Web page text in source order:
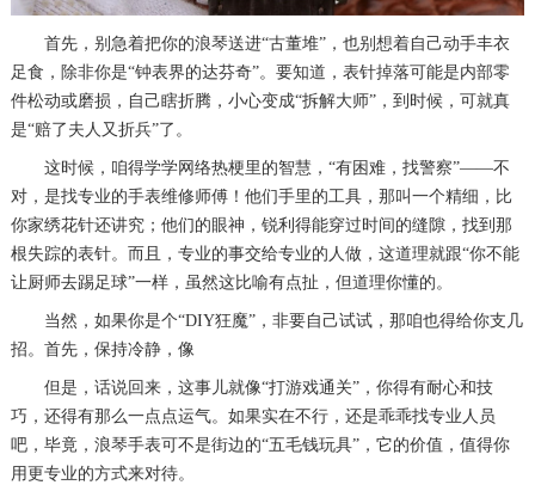
首先，别急着把你的浪琴送进“古董堆”，也别想着自己动手丰衣
足食，除非你是“钟表界的达芬奇”。要知道，表针掉落可能是内部零
件松动或磨损，自己瞎折腾，小心变成“拆解大师”，到时候，可就真
是“赔了夫人又折兵”了。
这时候，咱得学学网络热梗里的智慧，“有困难，找警察”——不
对，是找专业的手表维修师傅！他们手里的工具，那叫一个精细，比
你家绣花针还讲究；他们的眼神，锐利得能穿过时间的缝隙，找到那
根失踪的表针。而且，专业的事交给专业的人做，这道理就跟“你不能
让厨师去踢足球”一样，虽然这比喻有点扯，但道理你懂的。
当然，如果你是个“DIY狂魔”，非要自己试试，那咱也得给你支几
招。首先，保持冷静，像
但是，话说回来，这事儿就像“打游戏通关”，你得有耐心和技
巧，还得有那么一点点运气。如果实在不行，还是乖乖找专业人员
吧，毕竟，浪琴手表可不是街边的“五毛钱玩具”，它的价值，值得你
用更专业的方式来对待。